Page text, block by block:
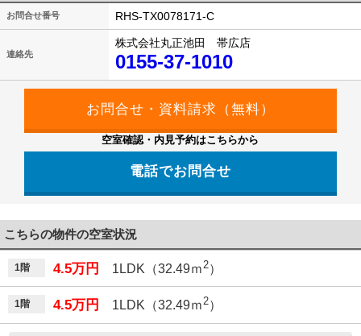
お問合せ番号 RHS-TX0078171-C
連絡先
株式会社丸正池田 帯広店
0155-37-1010
空室確認・内見予約はこちらから
電話でお問合せ
こちらの物件の空室状況
1階 4.5万円 1LDK（32.49ｍ2）
1階 4.5万円 1LDK（32.49ｍ2）